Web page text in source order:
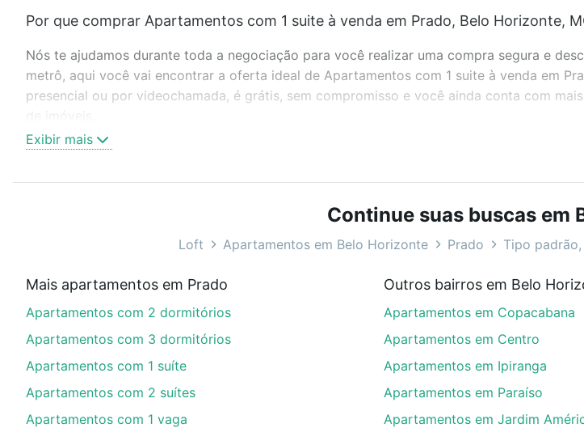
Por que comprar Apartamentos com 1 suite à venda em Prado, Belo Horizonte,
Nós te ajudamos durante toda a negociação para você realizar uma compra segura e
metrô, aqui você vai encontrar a oferta ideal de Apartamentos com 1 suite à venda em
presencial ou por videochamada, é grátis, sem compromisso e você ainda conta com
Como escolher um imóvel?
Use barra de busca no topo para pesquisar por ruas, bairros e até condomínios
ou sem vaga de garagem para combinar perfeitamente com o preço, metragem e
Apartamentos com 1 suite à venda em Prado, Belo Horizonte, MG ideal para você na Loft.
Aqui na Loft temos a oferta ideal para você, com Apartamentos com 1 suite à venda em
de financiamento imobiliário as parcelas podem se adequar ao seu orçamento. Se ainda
nosso portal quanto custa comprar um apartamento
e conte com a gente para comprar
Exibir mais
Continue suas buscas em
Loft Apartamentos em Belo Horizonte Prado Tipo
Mais apartamentos em Prado
Apartamentos com 2 dormitórios
Apartamentos com 3 dormitórios
Apartamentos com 1 suíte
Apartamentos com 2 suítes
Apartamentos com 1 vaga
Outros bairros em Belo
Apartamentos em Copacabana
Apartamentos em Centro
Apartamentos em Ipiranga
Apartamentos em Paraíso
Apartamentos em Jardim